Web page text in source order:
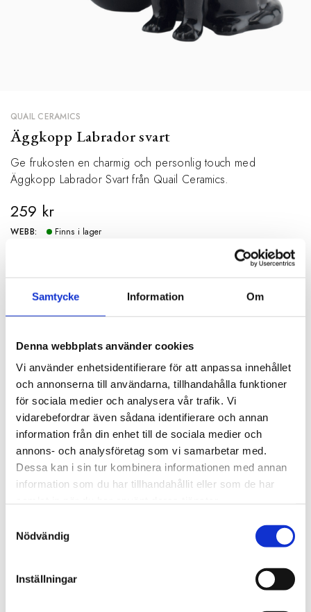
Samtycke Information Om
Denna webbplats använder cookies
Vi använder enhetsidentifierare för att anpassa innehållet
och annonserna till användarna, tillhandahålla funktioner
för sociala medier och analysera vår trafik. Vi
vidarebefordrar även sådana identifierare och annan
information från din enhet till de sociala medier och
annons- och analysföretag som vi samarbetar med.
Dessa kan i sin tur kombinera informationen med annan
information som du har tillhandahållit eller som de har
Nödvändig
Inställningar
QUAIL CERAMICS
Äggkopp Labrador svart
Ge frukosten en charmig och personlig touch med
Äggkopp Labrador Svart från Quail Ceramics.
259 kr
WEBB:
Finns i lager
SPECIFIKATIONER
Artikelnummer
118074
Höjd
8 cm
BESKRIVNING
RECENSIONER
OM QUAIL CERAMICS
PRODUKTBLAD